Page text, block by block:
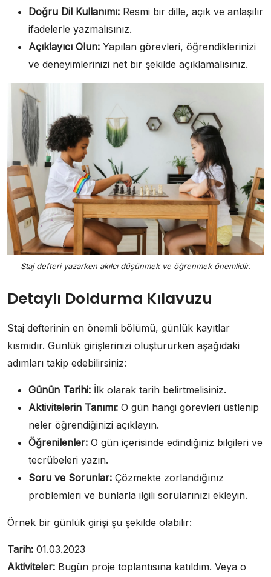
Doğru Dil Kullanımı: Resmi bir dille, açık ve anlaşılır
ifadelerle yazmalısınız.
Açıklayıcı Olun: Yapılan görevleri, öğrendiklerinizi
ve deneyimlerinizi net bir şekilde açıklamalısınız.
Staj defteri yazarken akılcı düşünmek ve öğrenmek önemlidir.
Detaylı Doldurma Kılavuzu
Staj defterinin en önemli bölümü, günlük kayıtlar
kısmıdır. Günlük girişlerinizi oluştururken aşağıdaki
adımları takip edebilirsiniz:
Günün Tarihi: İlk olarak tarih belirtmelisiniz.
Aktivitelerin Tanımı: O gün hangi görevleri üstlenip
neler öğrendiğinizi açıklayın.
Öğrenilenler: O gün içerisinde edindiğiniz bilgileri ve
tecrübeleri yazın.
Soru ve Sorunlar: Çözmekte zorlandığınız
problemleri ve bunlarla ilgili sorularınızı ekleyin.
Örnek bir günlük girişi şu şekilde olabilir:
Tarih: 01.03.2023
Aktiviteler: Bugün proje toplantısına katıldım. Veya o